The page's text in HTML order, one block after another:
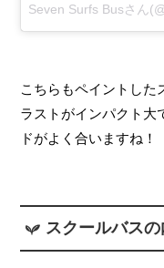
Seven Surfs Busさん
こちらもペイントした
ラストがインパクト大
ドがよく合いますね！
スクールバス